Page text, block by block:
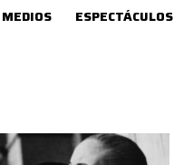
MEDIOS ESPECTÁCULOS